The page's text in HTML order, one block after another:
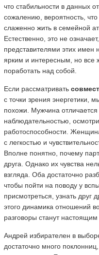
что стабильности в данных
сожалению, вероятность,
слаженно жить в семейной
Естественно, это не
представителями этих
ярким и интересным, но все
поработать над собой.
Если рассматривать
с точки зрения энергетики,
похожи. Мужчина
наблюдательностью,
работоспособности.
с легкостью и
Вполне понятно, почему
друга. Однако их чувства
взгляда. Оба достаточно
чтобы пойти на поводу у
присмотреться, узнать друг
этого динамика отношений
разговоры станут
Андрей избирателен в
достаточно много